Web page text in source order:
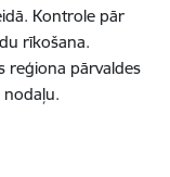
Kontrole pār
rīkošana.
reģiona pārvaldes
nodaļu.